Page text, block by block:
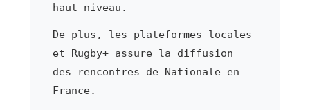
haut niveau.
De plus, les plateformes locales
et Rugby+ assure la diffusion
des rencontres de Nationale en
France.